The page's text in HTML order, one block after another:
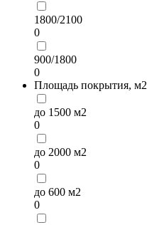
1800/2100
0
900/1800
0
Площадь покрытия, м2
до 1500 м2
0
до 2000 м2
0
до 600 м2
0